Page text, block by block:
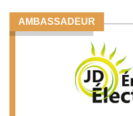
AMBASSADEUR